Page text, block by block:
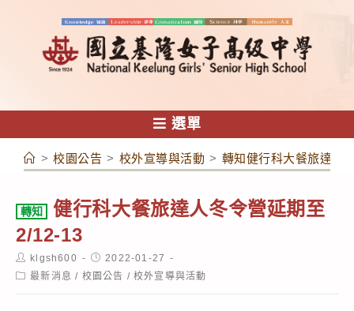
容
選單
> 校園公告 > 校外宣導與活動 > 轉知健行科大餐旅達人
轉知
健行科大餐旅達人冬令營延期至
2/12-13
Post
author:
klgsh600
Post
published:
2022-01-27
Post最新消息 / 校園公告 / 校外宣導與活動